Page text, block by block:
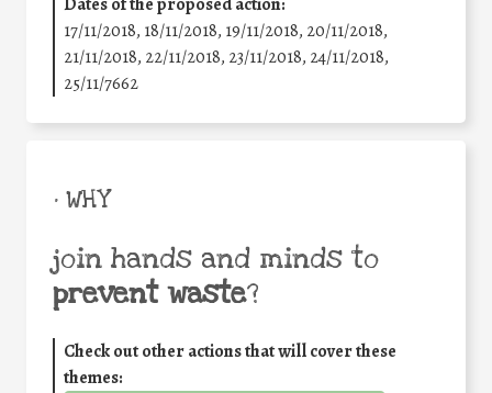
17/11/2018, 18/11/2018, 19/11/2018, 20/11/2018,
21/11/2018, 22/11/2018, 23/11/2018, 24/11/2018,
25/11/7662
• WHY
join hands and minds to
prevent waste?
Check out other actions that will cover these
themes: